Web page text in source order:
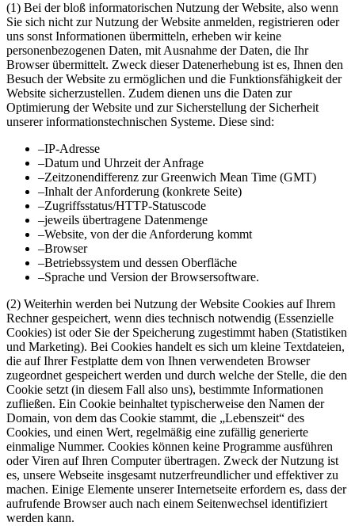
(1) Bei der bloß informatorischen Nutzung der Website, also wenn
Sie sich nicht zur Nutzung der Website anmelden, registrieren oder
uns sonst Informationen übermitteln, erheben wir keine
personenbezogenen Daten, mit Ausnahme der Daten, die Ihr
Browser übermittelt. Zweck dieser Datenerhebung ist es, Ihnen den
Besuch der Website zu ermöglichen und die Funktionsfähigkeit der
Website sicherzustellen. Zudem dienen uns die Daten zur
Optimierung der Website und zur Sicherstellung der Sicherheit
unserer informationstechnischen Systeme. Diese sind:
–IP-Adresse
–Datum und Uhrzeit der Anfrage
–Zeitzonendifferenz zur Greenwich Mean Time (GMT)
–Inhalt der Anforderung (konkrete Seite)
–Zugriffsstatus/HTTP-Statuscode
–jeweils übertragene Datenmenge
–Website, von der die Anforderung kommt
–Browser
–Betriebssystem und dessen Oberfläche
–Sprache und Version der Browsersoftware.
(2) Weiterhin werden bei Nutzung der Website Cookies auf Ihrem
Rechner gespeichert, wenn dies technisch notwendig (Essenzielle
Cookies) ist oder Sie der Speicherung zugestimmt haben (Statistiken
und Marketing). Bei Cookies handelt es sich um kleine Textdateien,
die auf Ihrer Festplatte dem von Ihnen verwendeten Browser
zugeordnet gespeichert werden und durch welche der Stelle, die den
Cookie setzt (in diesem Fall also uns), bestimmte Informationen
zufließen. Ein Cookie beinhaltet typischerweise den Namen der
Domain, von dem das Cookie stammt, die „Lebenszeit“ des
Cookies, und einen Wert, regelmäßig eine zufällig generierte
einmalige Nummer. Cookies können keine Programme ausführen
oder Viren auf Ihren Computer übertragen. Zweck der Nutzung ist
es, unsere Webseite insgesamt nutzerfreundlicher und effektiver zu
machen. Einige Elemente unserer Internetseite erfordern es, dass der
aufrufende Browser auch nach einem Seitenwechsel identifiziert
werden kann.